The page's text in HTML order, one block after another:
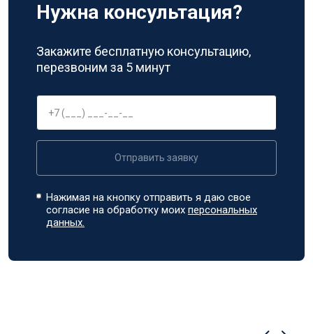
Нужна консультация?
Закажите бесплатную консультацию,
перезвоним за 5 минут
Отправить заявку
Нажимая на кнопку отправить я даю свое
согласие на обработку моихперсональных
данных.